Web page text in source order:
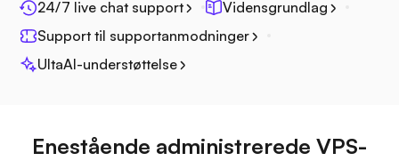
24/7 live chat support
Vidensgrundlag
Support til supportanmodninger
UltaAI-understøttelse
Enestående administrerede VPS-